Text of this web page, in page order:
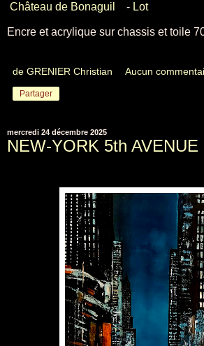
Château de Bonaguil - Lot
Encre et acrylique sur chassis et toile
de GRENIER Christian Aucun
Partager
mercredi 24 décembre 2025
NEW-YORK 5th AVENUE